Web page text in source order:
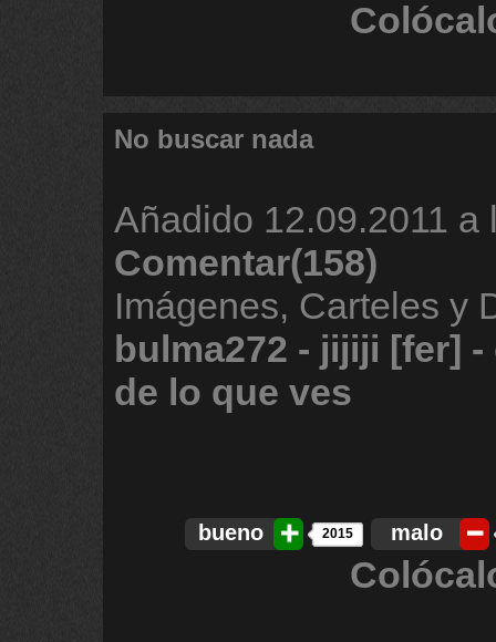
No buscar nada
Añadido 12.09.2011 a
Comentar(158)
Imágenes, Carteles y
bulma272 - jijiji [fer] -
de lo que ves
bueno 2015 malo